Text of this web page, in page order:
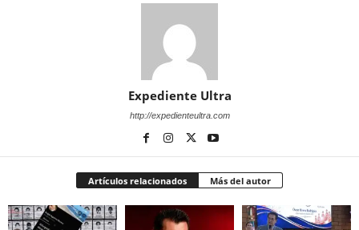
Expediente Ultra
http://expedienteultra.com
Artículos relacionados Más del autor